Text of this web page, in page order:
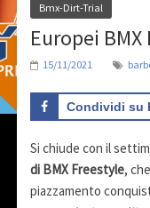
Bmx-Dirt-Trial
Europei
15/11/2021
Condividi su
Si chiude con il
di BMX Freestyle,
piazzamento